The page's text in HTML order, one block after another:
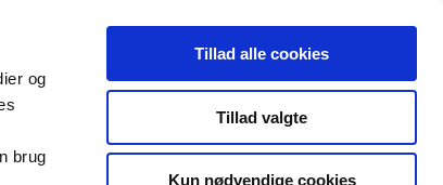
og
brug
Tillad alle cookies
Tillad valgte
Kun nødvendige cookies
Særlige
produktområder